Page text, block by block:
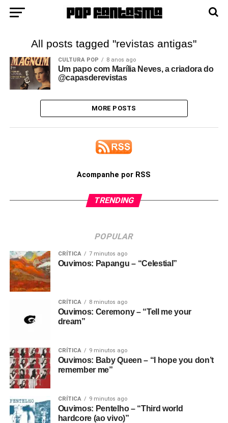
All posts tagged "revistas antigas"
CULTURA POP 8 anos ago
Um papo com Marília Neves, a criadora do
@capasderevistas
MORE POSTS
Acompanhe por RSS
TRENDING
POPULAR
CRÍTICA 7 minutos ago
Ouvimos: Papangu – “Celestial”
CRÍTICA 8 minutos ago
Ouvimos: Ceremony – “Tell me your
dream”
CRÍTICA 9 minutos ago
Ouvimos: Baby Queen – “I hope you don’t
remember me”
CRÍTICA 9 minutos ago
Ouvimos: Pentelho – “Third world
hardcore (ao vivo)”